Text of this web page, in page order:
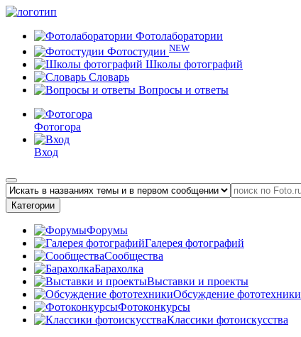
Фотолаборатории
Фотостудии NEW
Школы фотографий
Словарь
Вопросы и ответы
Фотогора
Вход
Категории
Форумы
Галерея фотографий
Сообщества
Барахолка
Выставки и проекты
Обсуждение фототехники
Фотоконкурсы
Классики фотоискусства